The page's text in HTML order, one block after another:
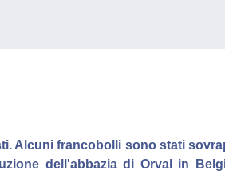
Alcuni francobolli sono stati
dell'abbazia di Orval in